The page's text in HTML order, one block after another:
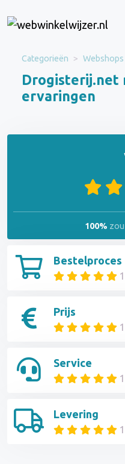
Categorieën Webshops
Drogisterij.net
ervaringen
Bestelproces
Prijs
Service
Levering
100%